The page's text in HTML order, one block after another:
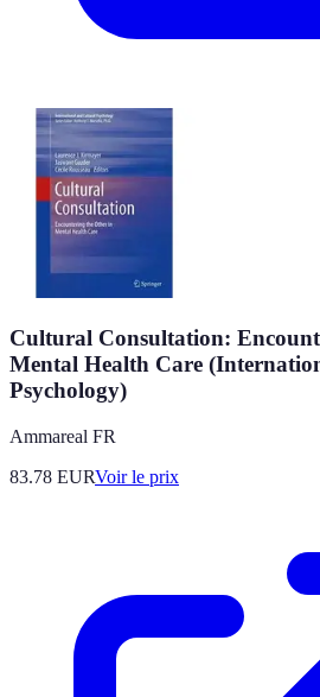
Cultural Consultation:
Mental Health Care
Psychology)
Ammareal FR
83.78 EURVoir le prix